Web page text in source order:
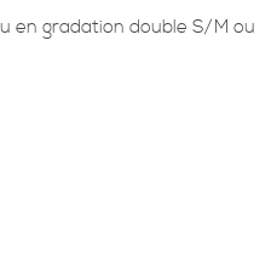
en gradation double S/M ou